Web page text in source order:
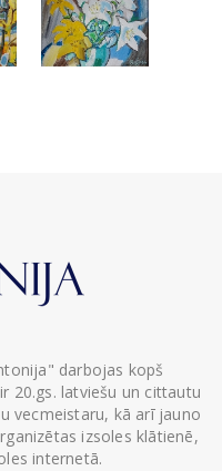
darbojas kopš
20.gs. latviešu un cittautu
vecmeistaru, kā arī jauno
izsoles klātienē,
internetā.